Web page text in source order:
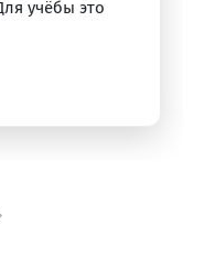
учёбы это